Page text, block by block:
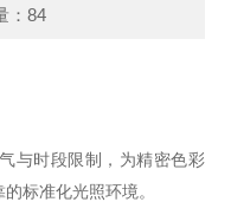
：84
与时段限制，为精密色彩
标准化光照环境。